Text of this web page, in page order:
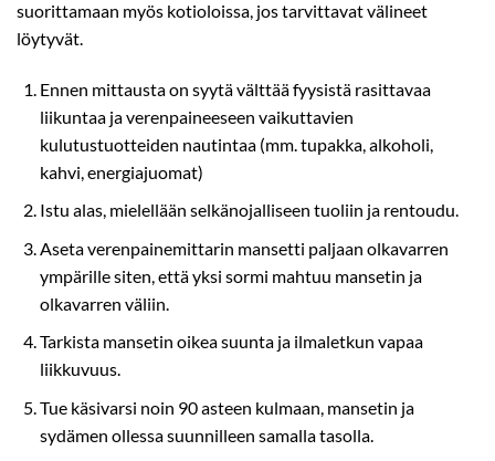
suorittamaan myös kotioloissa, jos tarvittavat välineet
löytyvät.
Ennen mittausta on syytä välttää fyysistä rasittavaa
liikuntaa ja verenpaineeseen vaikuttavien
kulutustuotteiden nautintaa (mm. tupakka, alkoholi,
kahvi, energiajuomat)
Istu alas, mielellään selkänojalliseen tuoliin ja rentoudu.
Aseta verenpainemittarin mansetti paljaan olkavarren
ympärille siten, että yksi sormi mahtuu mansetin ja
olkavarren väliin.
Tarkista mansetin oikea suunta ja ilmaletkun vapaa
liikkuvuus.
Tue käsivarsi noin 90 asteen kulmaan, mansetin ja
sydämen ollessa suunnilleen samalla tasolla.